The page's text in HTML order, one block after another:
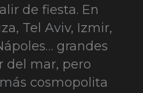
de fiesta. En
Tel Aviv, Izmir,
grandes
del mar, pero
cosmopolita